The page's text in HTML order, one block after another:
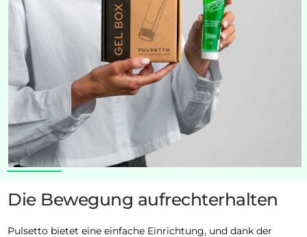
Die Bewegung aufrechterhalten
Pulsetto bietet eine einfache Einrichtung, und dank der